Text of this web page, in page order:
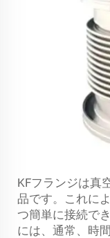
KFフランジは真
品です。これに
つ簡単に接続で
には、通常、時